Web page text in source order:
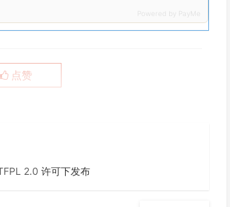
点赞
2.0 许可下发布